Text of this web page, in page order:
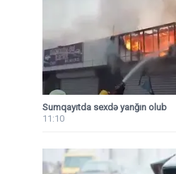
Sumqayıtda sexdə yanğın olub
11:10